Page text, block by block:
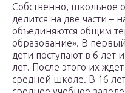
Собственно, школьное
делится на две части –
объединяются общим
образование». В
дети поступают в 6 лет
лет. После этого их
средней школе. В 16